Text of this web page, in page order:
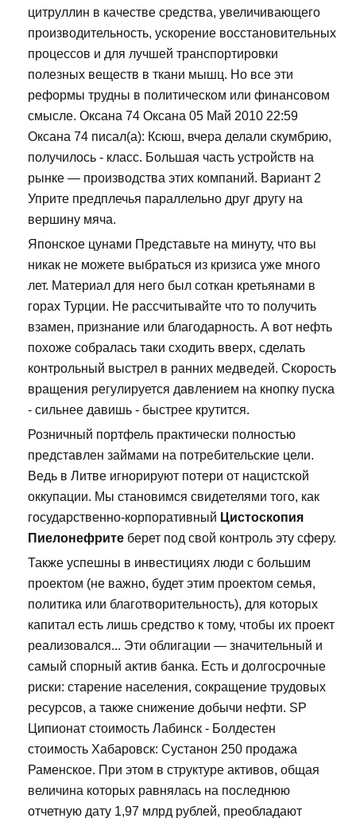
цитруллин в качестве средства, увеличивающего
производительность, ускорение восстановительных
процессов и для лучшей транспортировки
полезных веществ в ткани мышц. Но все эти
реформы трудны в политическом или финансовом
смысле. Оксана 74 Оксана 05 Май 2010 22:59
Оксана 74 писал(а): Ксюш, вчера делали скумбрию,
получилось - класс. Большая часть устройств на
рынке — производства этих компаний. Вариант 2
Уприте предплечья параллельно друг другу на
вершину мяча.
Японское цунами Представьте на минуту, что вы
никак не можете выбраться из кризиса уже много
лет. Материал для него был соткан кретьянами в
горах Турции. Не рассчитывайте что то получить
взамен, признание или благодарность. А вот нефть
похоже собралась таки сходить вверх, сделать
контрольный выстрел в ранних медведей. Скорость
вращения регулируется давлением на кнопку пуска
- сильнее давишь - быстрее крутится.
Розничный портфель практически полностью
представлен займами на потребительские цели.
Ведь в Литве игнорируют потери от нацистской
оккупации. Мы становимся свидетелями того, как
государственно-корпоративный Цистоскопия
Пиелонефрите берет под свой контроль эту сферу.
Также успешны в инвестициях люди с большим
проектом (не важно, будет этим проектом семья,
политика или благотворительность), для которых
капитал есть лишь средство к тому, чтобы их проект
реализовался... Эти облигации — значительный и
самый спорный актив банка. Есть и долгосрочные
риски: старение населения, сокращение трудовых
ресурсов, а также снижение добычи нефти. SP
Ципионат стоимость Лабинск - Болдестен
стоимость Хабаровск: Сустанон 250 продажа
Раменское. При этом в структуре активов, общая
величина которых равнялась на последнюю
отчетную дату 1,97 млрд рублей, преобладают